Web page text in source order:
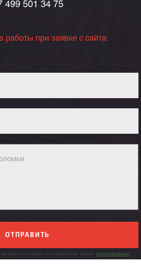
499 501 34 75
работы при заявке с сайта
ОТПРАВИТЬ
даете согласие на обработку своих персональных